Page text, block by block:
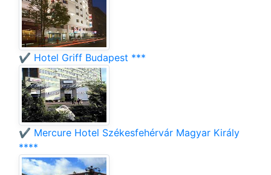
✔️ Hotel Griff Budapest ***
✔️ Mercure Hotel Székesfehérvár Magyar Király
****